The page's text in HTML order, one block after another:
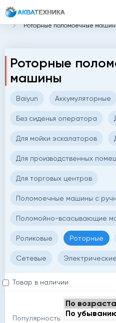
Главная Каталог
Роторные поломоечные
Роторные
машины
Baiyun Аккумуляторные
Без сиденья оператора
Для мойки эскалаторов
Для производственных
Для торговых центров
Поломоечные машины с
Поломойно-всасывающие
Роликовые Роторные
Сетевые Электрические
Товар в наличии
Популярность: